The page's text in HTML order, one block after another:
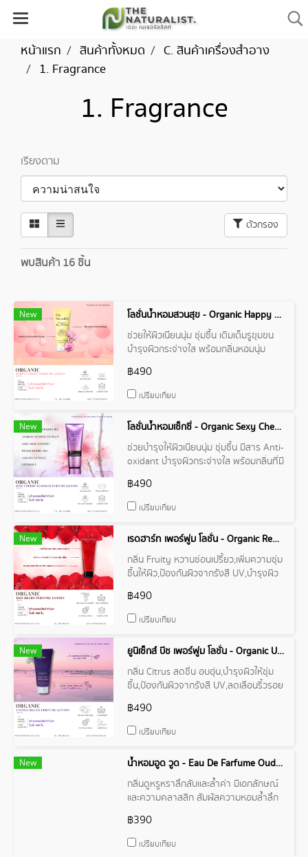
หน้าแรก สินค้าทั้งหมด
C. สินค้าเครื่องสำอาง
1. Fragrance
1. Fragrance
เรียงตาม
ตัวกรอง
พบสินค้า 16 ชิ้น
New
โลชั่นน้ำหอมสวนสุข - Organic Happy Garden Perfume Lotion
ช่วยให้ผิวเนียนนุ่ม ชุ่มชื้น เติมเต็มรูขุมขน
บำรุงผิวกระจ่างใส พร้อมกลิ่นหอมนุ่ม
รักแบบคุณหนูๆ
฿490
เปรียบเทียบ
New
โลชั่นน้ำหอมเซ็กซี่ - Organic Sexy Cherry Blossom Perfume Lotion
ช่วยบำรุงให้ผิวเนียนนุ่ม ชุ่มชื้น มีสาร Anti-
oxidant บำรุงผิวกระจ่างใส พร้อมกลิ่นที่มี
฿490
เปรียบเทียบ
New
เรดฮาร์ท เพอร์ฟูม โลชั่น - Organic Red Heart Perfume Lotion
กลิ่น Fruity หวานซ่อนเปรี้ยว,เพิ่มความชุ่ม
ชื้นให้ผิว,ป้องกันผิวจากรังสี UV,บำรุงผิว
฿490
เปรียบเทียบ
New
ยูนิเซ็กส์ บีช เพอร์ฟูม โลชั่น - Organic Unisex Beach Perfume Lotion
กลิ่น Citrus สดชื่น อบอุ่น,บำรุงผิวให้ชุ่ม
ชื้น,ป้องกันผิวจากรังสี UV,ลดเลือนริ้วรอย
฿490
เปรียบเทียบ
New
น้ำหอมอูด วูด - Eau De Farfume Oud Wood By Tom Ford
กลิ่นดูหรูหราลึกลับและล้ำค่า มีเอกลักษณ์
และความคลาสสิก สัมผัสความหอมล้ำลึก
oud
฿390
เปรียบเทียบ